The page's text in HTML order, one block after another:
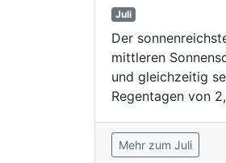
Juli
Der
mittleren
und gleichzeitig
Regentagen von
Mehr zum Juli